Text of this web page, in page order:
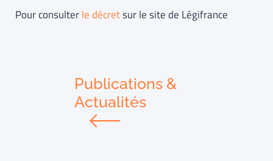
Pour consulterle décretsur le site de Légifrance
Publications &
Actualités